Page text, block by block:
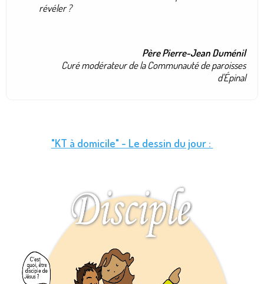
révéler ?
Père Pierre-Jean Duménil
Curé modérateur de la Communauté de paroisses
d'Épinal
"KT à domicile" - Le dessin du jour :